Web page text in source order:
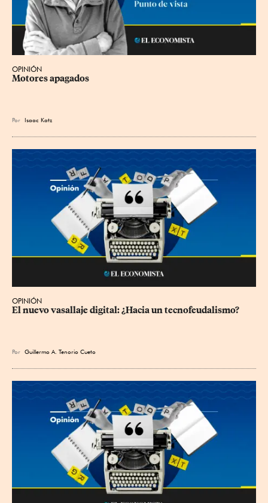
OPINIÓN
Motores apagados
Por Isaac Katz
OPINIÓN
El nuevo vasallaje digital: ¿Hacia un tecnofeudalismo?
Por Guillermo A. Tenorio Cueto